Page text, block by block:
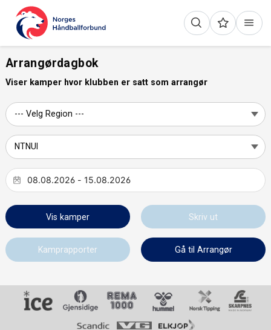
Arrangørdagbok
Viser kamper hvor klubben er satt som arrangør
Vis kamper Skriv ut
Kamprapporter Gå til Arrangør